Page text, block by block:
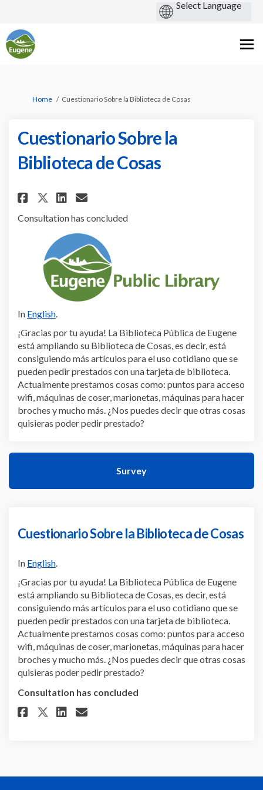
You are here:
Home Cuestionario Sobre la Biblioteca de Cosas
Cuestionario Sobre la
Biblioteca de Cosas
Share Cuestionario Sobre la
Share Cuestionario Sobre
Share Cuestionario
Email Cuestionario
Consultation has concluded
In English.
¡Gracias por tu ayuda! La Biblioteca Pública de Eugene
está ampliando su Biblioteca de Cosas, es decir, está
consiguiendo más artículos para el uso cotidiano que se
pueden pedir prestados con una tarjeta de biblioteca.
Actualmente prestamos cosas como: puntos para acceso
wifi, máquinas de coser, marionetas, máquinas para hacer
broches y mucho más. ¿Nos puedes decir que otras cosas
quisieras poder pedir prestado?
Survey
Cuestionario Sobre la Biblioteca de Cosas
In English
¡Gracias por tu ayuda! La Biblioteca Pública de Eugene
está ampliando su Biblioteca de Cosas, es decir, está
consiguiendo más artículos para el uso cotidiano que se
pueden pedir prestados con una tarjeta de biblioteca.
Actualmente prestamos cosas como: puntos para acceso
wifi, máquinas de coser, marionetas, máquinas para hacer
broches y mucho más. ¿Nos puedes decir que otras cosas
quisieras poder pedir prestado?
Consultation has concluded
Share Cuestionario Sobre la
Share Cuestionario Sobre
Share Cuestionario
Email Cuestionario